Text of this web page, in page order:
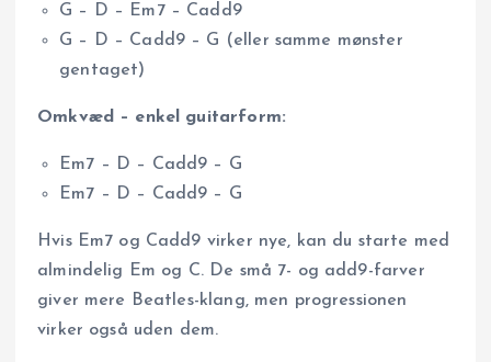
G – D – Em7 – Cadd9
G – D – Cadd9 – G (eller samme mønster
gentaget)
Omkvæd – enkel guitarform:
Em7 – D – Cadd9 – G
Em7 – D – Cadd9 – G
Hvis Em7 og Cadd9 virker nye, kan du starte med
almindelig Em og C. De små 7- og add9-farver
giver mere Beatles-klang, men progressionen
virker også uden dem.